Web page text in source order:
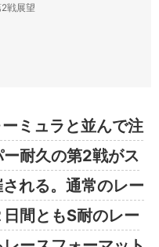
戦展望
ミュラと並んで注
耐久の第2戦がス
れる。通常のレー
間ともS耐のレー